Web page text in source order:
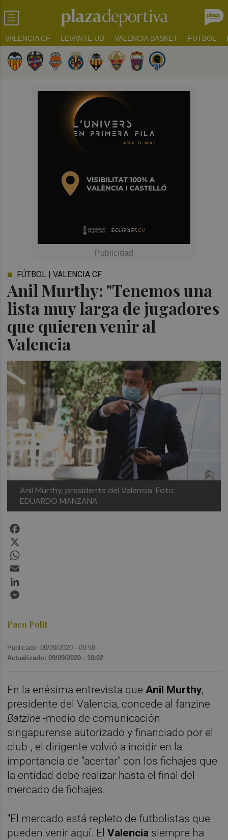
VALENCIA CF LEVANTE UD VALENCIA BASKET FUTBOL
Anil Murthy: "Tenemos una
lista muy larga de jugadores
que quieren venir al
Valencia
FÚTBOL | VALENCIA CF
Anil Murthy, presidente del Valencia. Foto:
EDUARDO MANZANA
Paco Polit
Publicado: 09/09/2020 ·09:58
Actualizado: 09/09/2020 · 10:02
En la enésima entrevista que Anil Murthy,
presidente del Valencia, concede al fanzine
Batzine -medio de comunicación
singapurense autorizado y financiado por el
club-, el dirigente volvió a incidir en la
importancia de "acertar" con los fichajes que
la entidad debe realizar hasta el final del
mercado de fichajes.
"El mercado está repleto de futbolistas que
pueden venir aquí. ElValencia siempre ha